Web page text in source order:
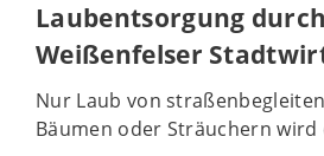
Laubentsorgung
Weißenfelser
Nur Laub von
Bäumen oder Sträuchern